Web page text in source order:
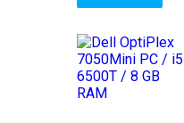
Лінійка:
Fujitsu
Esprimo
Покоління процесора:
Intel Core i5 - 6gen
Процесор: